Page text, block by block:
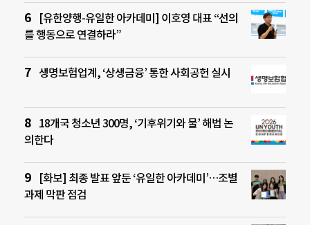
[유한양행-유일한 아카데미] 이호영 대표 “선의
를 행동으로 연결하라”
생명보험업계, ‘상생금융’ 통한 사회공헌 실시
18개국 청소년 300명, ‘기후위기와 물’ 해법 논
의한다
[화보] 최종 발표 앞둔 ‘유일한 아카데미’…조별
과제 막판 점검